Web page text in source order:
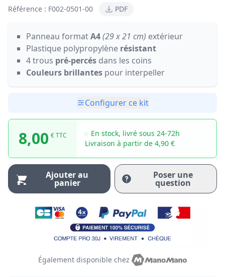
Référence : F002-0501-00 PDF
Panneau formatA4(29 x 21 cm) extérieur
Plastique polypropylène résistant
4 trous pré-percés dans les coins
Couleurs brillantes pour interpeller
Configurer ce kit
8,00 € TTC
En stock, livré sous 24-72h
Livraison à partir de 4,90 €
Ajouter au
panier
Poser une
question
Également disponible chez